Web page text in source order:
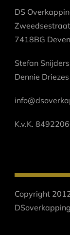
DS
7418BG
Stefan
Dennie
K.v.K.
Copyright